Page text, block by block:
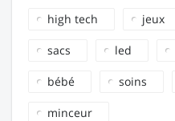
high tech jeux
sacs led
bébé soins
minceur